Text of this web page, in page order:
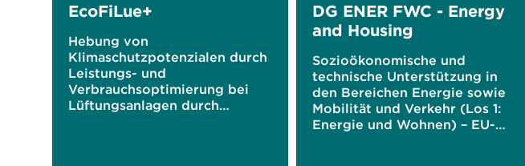
EcoFiLue+
Hebung von
Klimaschutzpotenzialen durch
Leistungs- und
Verbrauchsoptimierung bei
Lüftungsanlagen durch
DG ENER FWC - Energy
and Housing
Sozioökonomische und
technische Unterstützung in
den Bereichen Energie sowie
Mobilität und Verkehr (Los 1:
Energie und Wohnen) – EU-